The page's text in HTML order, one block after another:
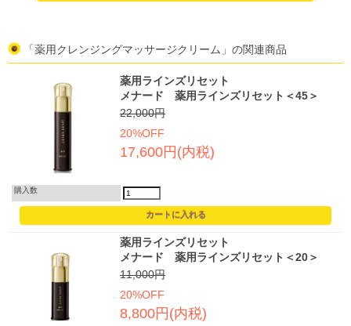
「薬用クレンジングマッサージクリーム」の関連商品
薬用ラインズリセット
メナード 薬用ラインズリセット＜45＞
22,000円
20%OFF
17,600円(内税)
購入数
薬用ラインズリセット
メナード 薬用ラインズリセット＜20＞
11,000円
20%OFF
8,800円(内税)